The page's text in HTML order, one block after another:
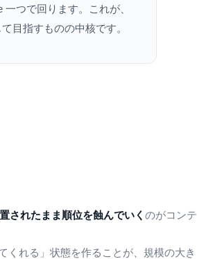
つで回ります。これが、
て目指すものの中核です。
されたまま順位を蝕んでいく のがコンテ
くれる」状態を作ることが、規模の大き